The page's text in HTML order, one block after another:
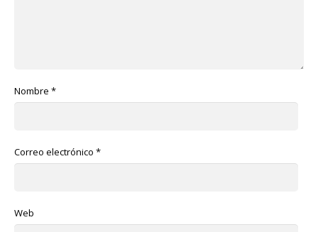
Nombre *
Correo electrónico *
Web